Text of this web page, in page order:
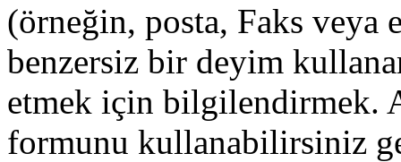
(örneğin, posta, Faks veya
benzersiz bir deyim
etmek için bilgilendirmek.
formunu kullanabilirsiniz